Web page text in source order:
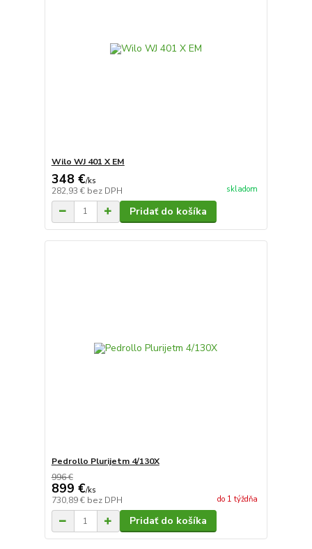
Wilo WJ 401 X EM
348 €/ks
282,93 € bez DPH skladom
Pridať do košíka
Pedrollo Plurijetm 4/130X
996 €
899 €/ks
730,89 € bez DPH do 1 týždňa
Pridať do košíka